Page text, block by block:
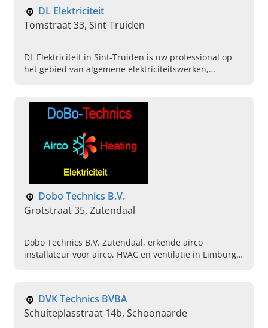
DL Elektriciteit
Tomstraat 33, Sint-Truiden
DL Elektriciteit in Sint-Truiden is uw professional op
het gebied van algemene elektriciteitswerken,
Dobo Technics B.V.
Grotstraat 35, Zutendaal
Dobo Technics B.V. Zutendaal, erkende airco
installateur voor airco, HVAC en ventilatie in Limburg.
DVK Technics BVBA
Schuiteplasstraat 14b, Schoonaarde